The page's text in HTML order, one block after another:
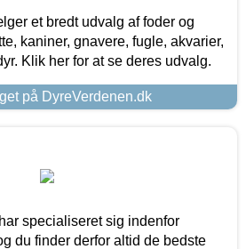
et bredt udvalg af foder og
kaniner, gnavere, fugle, akvarier,
Klik her for at se deres udvalg.
på DyreVerdenen.dk
specialiseret sig indenfor
du finder derfor altid de bedste